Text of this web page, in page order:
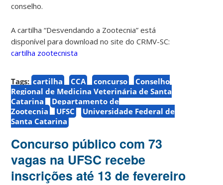
conselho.
A cartilha “Desvendando a Zootecnia” está
disponível para download no site do CRMV-SC:
cartilha zootecnista
Tags: cartilha CCA concurso
Conselho
Regional de Medicina Veterinária de Santa
Catarina
Departamento de
Zootecnia
UFSC
Universidade Federal de
Santa Catarina
Concurso público com 73
vagas na UFSC recebe
inscrições até 13 de fevereiro